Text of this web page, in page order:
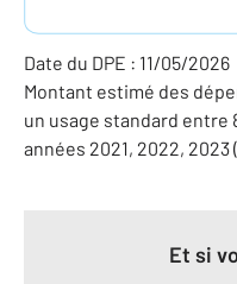
Date du DPE : 11/05/2026
Montant estimé des
un usage standard entre
années 2021, 2022,
Et si